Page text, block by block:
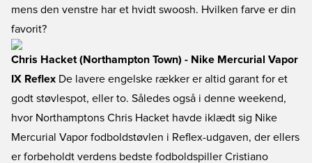
mens den venstre har et hvidt swoosh. Hvilken farve er din
favorit?
Chris Hacket (Northampton Town) - Nike Mercurial Vapor
IX Reflex De lavere engelske rækker er altid garant for et
godt støvlespot, eller to. Således også i denne weekend,
hvor Northamptons Chris Hacket havde iklædt sig Nike
Mercurial Vapor fodboldstøvlen i Reflex-udgaven, der ellers
er forbeholdt verdens bedste fodboldspiller Cristiano